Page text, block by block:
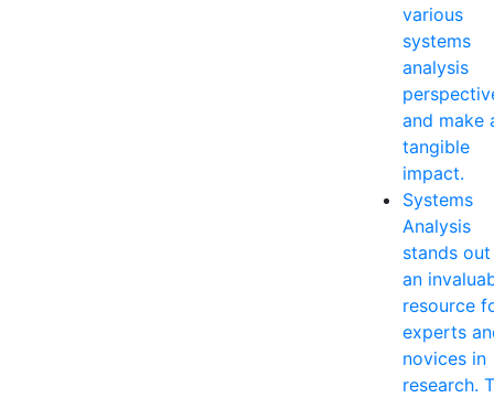
various
systems
analysis
and make
tangible
impact.
Systems
Analysis
stands out
an
resource
experts
novices in
research.